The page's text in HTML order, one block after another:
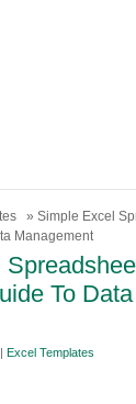
» Simple Excel
Management
To Data
Excel Templates